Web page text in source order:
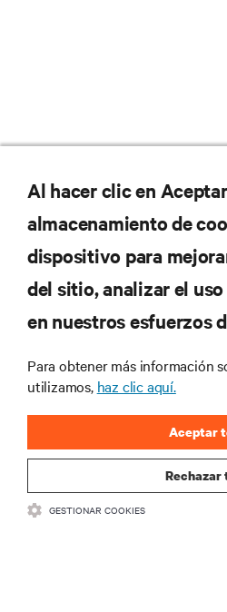
No se pierda
Regístrese en
para recibir las
productos y
industria
Al hacer clic en
almacenamiento de
dispositivo para
del sitio, analizar el
en nuestros esfuerzos
Para obtener más información
utilizamos, haz clic aquí.
Rechazar
Aceptar
GESTIONAR COOKIES